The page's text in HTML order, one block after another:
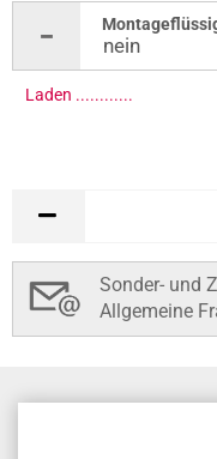
Laden .............
Sonder- und
Allgemeine